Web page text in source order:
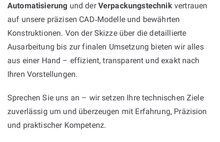
Automatisierung und derVerpackungstechnikvertrauen
auf unsere präzisen CAD‑Modelle und bewährten
Konstruktionen. Von der Skizze über die detaillierte
Ausarbeitung bis zur finalen Umsetzung bieten wir alles
aus einer Hand – effizient, transparent und exakt nach
Ihren Vorstellungen.
Sprechen Sie uns an – wir setzen Ihre technischen Ziele
zuverlässig um und überzeugen mit Erfahrung, Präzision
und praktischer Kompetenz.